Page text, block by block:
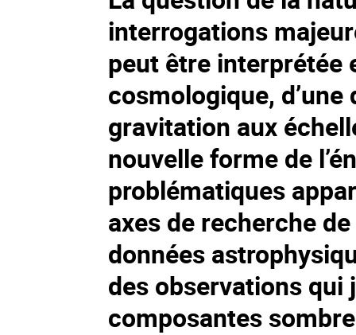
interrogations
peut être interprétée
cosmologique,
gravitation aux
nouvelle forme de
problématiques
axes de recherche de
données
des observations
composantes